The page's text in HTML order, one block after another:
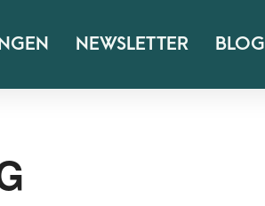
NEWSLETTER BLOG